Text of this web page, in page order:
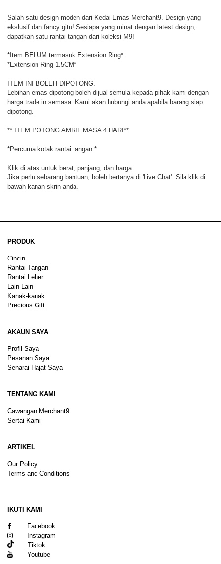
Salah satu design moden dari Kedai Emas Merchant9. Design yang
ekslusif dan fancy gitu! Sesiapa yang minat dengan latest design,
dapatkan satu rantai tangan dari koleksi M9!
*Item BELUM termasuk Extension Ring*
*Extension Ring 1.5CM*
ITEM INI BOLEH DIPOTONG.
Lebihan emas dipotong boleh dijual semula kepada pihak kami dengan
harga trade in semasa. Kami akan hubungi anda apabila barang siap
dipotong.
** ITEM POTONG AMBIL MASA 4 HARI**
*Percuma kotak rantai tangan.*
Klik di atas untuk berat, panjang, dan harga.
Jika perlu sebarang bantuan, boleh bertanya di 'Live Chat'. Sila klik di
bawah kanan skrin anda.
PRODUK
Cincin
Rantai Tangan
Rantai Leher
Lain-Lain
Kanak-kanak
Precious Gift
AKAUN SAYA
Profil Saya
Pesanan Saya
Senarai Hajat Saya
TENTANG KAMI
Cawangan Merchant9
Sertai Kami
ARTIKEL
Our Policy
Terms and Conditions
IKUTI KAMI
Facebook
Instagram
Tiktok
Youtube